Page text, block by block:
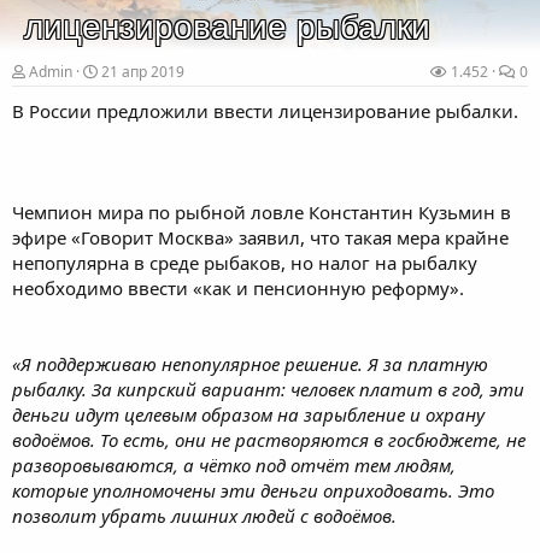
лицензирование рыбалки
Admin 21 апр 2019 1.452 0
В России предложили ввести лицензирование рыбалки.
Чемпион мира по рыбной ловле Константин Кузьмин в
эфире «Говорит Москва» заявил, что такая мера крайне
непопулярна в среде рыбаков, но налог на рыбалку
необходимо ввести «как и пенсионную реформу».
«Я поддерживаю непопулярное решение. Я за платную
рыбалку. За кипрский вариант: человек платит в год, эти
деньги идут целевым образом на зарыбление и охрану
водоёмов. То есть, они не растворяются в госбюджете, не
разворовываются, а чётко под отчёт тем людям,
которые уполномочены эти деньги оприходовать. Это
позволит убрать лишних людей с водоёмов.